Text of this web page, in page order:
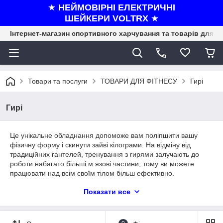
★ НЕЙМОВІРНІ ЕЛЕКТРИЧНІ
ШЕЙКЕРИ VOLTRX ★
Інтернет-магазин спортивного харчування та товарів для
Товари та послуги ТОВАРИ ДЛЯ ФІТНЕСУ Гирі
Гирі
Це унікальне обладнання допоможе вам поліпшити вашу
фізичну форму і скинути зайві кілограми. На відміну від
традиційних гантелей, тренування з гирями залучають до
роботи набагато більші м язові частини, тому ви можете
працювати над всім своїм тілом більш ефективно.
широкому діапазоні ваги -від 2 до 24 кг
Показати все